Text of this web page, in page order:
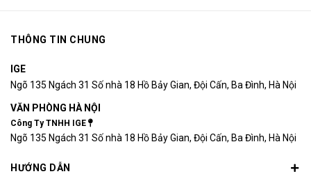
THÔNG TIN CHUNG
IGE
Ngõ 135 Ngách 31 Số nhà 18 Hồ Bảy Gian, Đội Cấn, Ba Đình, Hà Nội
VĂN PHÒNG HÀ NỘI
Công Ty TNHH IGE
Ngõ 135 Ngách 31 Số nhà 18 Hồ Bảy Gian, Đội Cấn, Ba Đình, Hà Nội
HƯỚNG DẪN